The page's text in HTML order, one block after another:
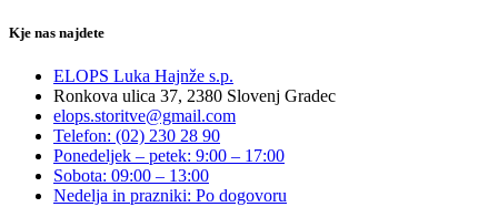
Kje nas najdete
ELOPS Luka Hajnže s.p.
Ronkova ulica 37, 2380 Slovenj Gradec
elops.storitve@gmail.com
Telefon: (02) 230 28 90
Ponedeljek – petek: 9:00 – 17:00
Sobota: 09:00 – 13:00
Nedelja in prazniki: Po dogovoru